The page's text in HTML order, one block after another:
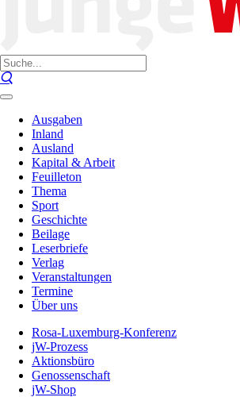
Ausgaben
Inland
Ausland
Kapital & Arbeit
Feuilleton
Thema
Sport
Geschichte
Beilage
Leserbriefe
Verlag
Veranstaltungen
Termine
Über uns
Rosa-Luxemburg-Konferenz
jW-Prozess
Aktionsbüro
Genossenschaft
jW-Shop